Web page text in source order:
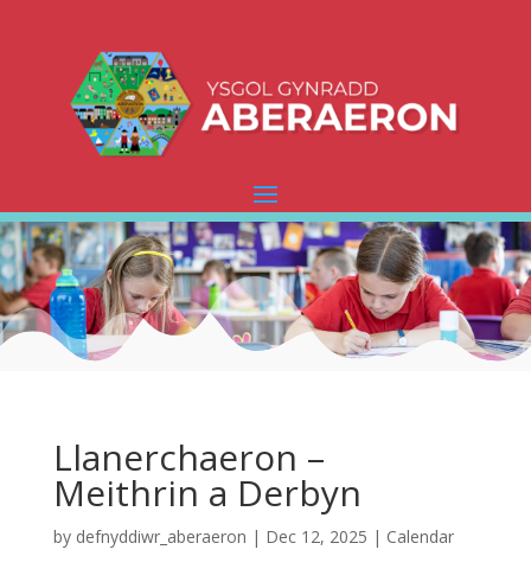
Llanerchaeron –
Meithrin a Derbyn
by defnyddiwr_aberaeron | Dec 12, 2025 | Calendar